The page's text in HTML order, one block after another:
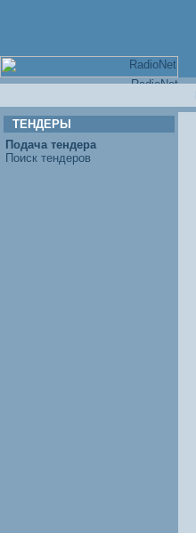
ТЕНДЕРЫ
Подача тендера
Поиск тендеров